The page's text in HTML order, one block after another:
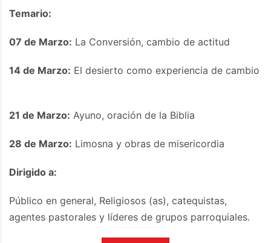
Temario:
07 de Marzo: La Conversión, cambio de actitud
14 de Marzo: El desierto como experiencia de cambio
21 de Marzo: Ayuno, oración de la Biblia
28 de Marzo: Limosna y obras de misericordia
Dirigido a:
Público en general, Religiosos (as), catequistas,
agentes pastorales y líderes de grupos parroquiales.